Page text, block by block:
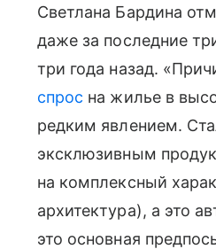
Светлана Бардина
даже за последние
три года назад.
спрос на жилье в
редким явлением.
эксклюзивным
на комплексный
архитектура), а это
это основная